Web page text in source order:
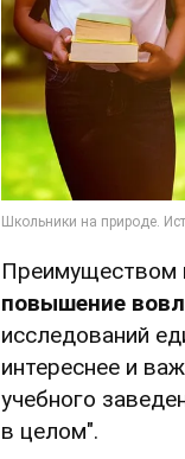
Преимуществом
повышение
исследований
интереснее и
учебного
в целом".